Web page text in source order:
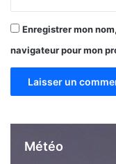
o
p
t
b
e
Enregistrer mon
navigateur pour mon
Météo